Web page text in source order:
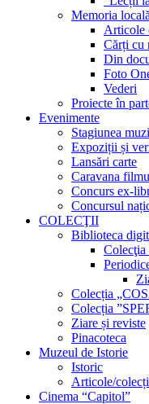
Memoria locală
Articole
Cărți cu
Din
Foto
Vederi
Proiecte în
Evenimente
Stagiunea
Expoziții și
Lansări carte
Caravana
Concurs ex-
Concursul
COLECŢII
Biblioteca
Colecţia
Colecția
Colecția
Ziare și reviste
Pinacoteca
Muzeul de Istorie
Istoric
Articole/
Cinema “Capitol”